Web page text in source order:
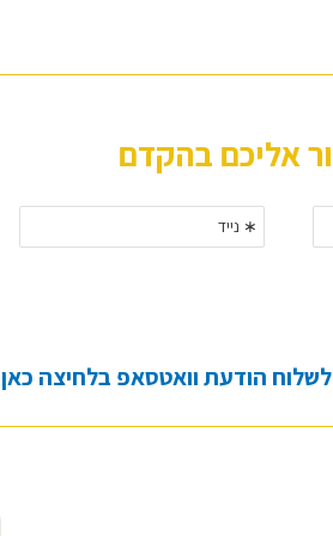
לשלוח הודעת וואטסאפ בלחיצה כאן